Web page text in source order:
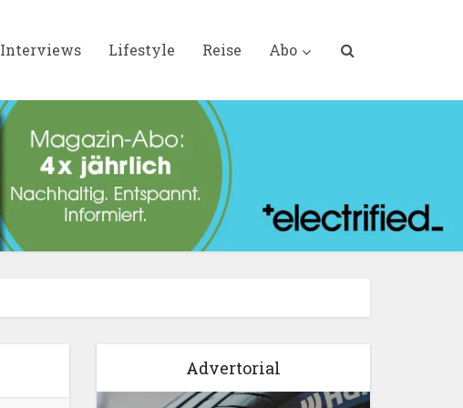
Interviews Lifestyle Reise Abo
Advertorial